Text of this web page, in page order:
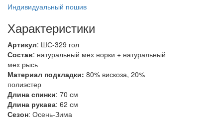
Индивидуальный пошив
Характеристики
Артикул: ШС-329 гол
Состав: натуральный мех норки + натуральный
мех рысь
Материал подкладки: 80% вискоза, 20%
полиэстер
Длина спинки: 70 см
Длина рукава: 62 см
Сезон: Осень-Зима